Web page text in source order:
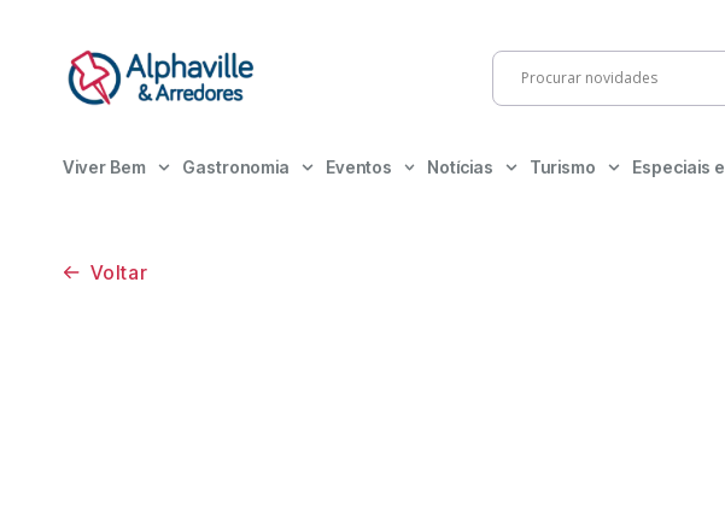
Viver Bem Gastronomia Eventos Notícias Turismo Especiais
Voltar